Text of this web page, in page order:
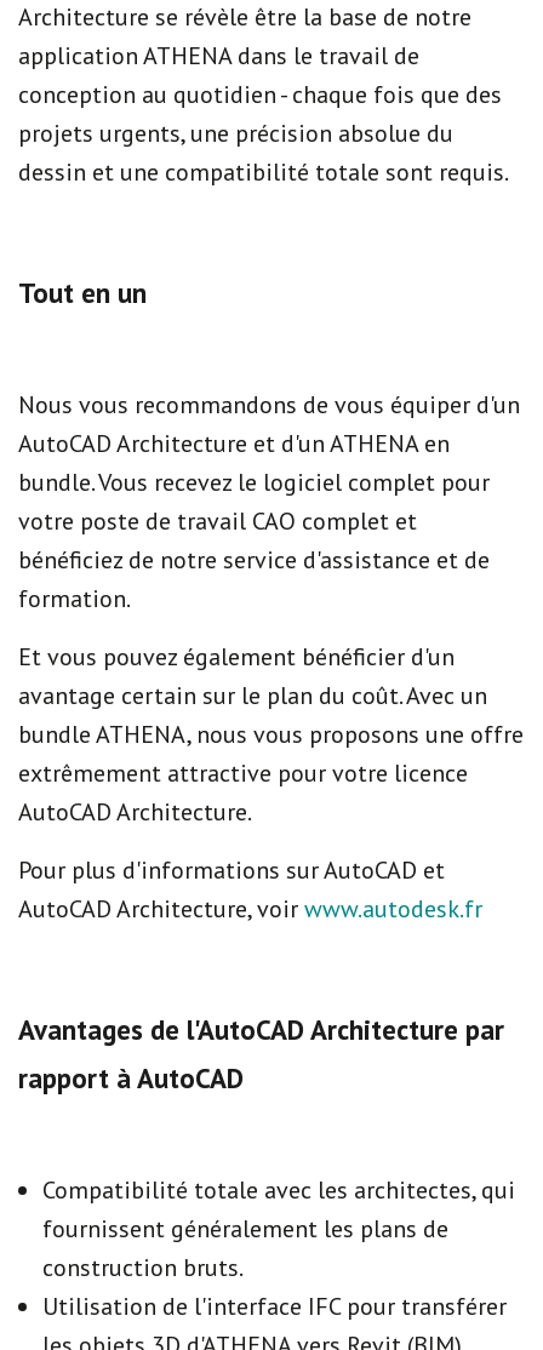
Architecture se révèle être la base de notre
application ATHENA dans le travail de
conception au quotidien - chaque fois que des
projets urgents, une précision absolue du
dessin et une compatibilité totale sont requis.
Tout en un
Nous vous recommandons de vous équiper d'un
AutoCAD Architecture et d'un ATHENA en
bundle. Vous recevez le logiciel complet pour
votre poste de travail CAO complet et
bénéficiez de notre service d'assistance et de
formation.
Et vous pouvez également bénéficier d'un
avantage certain sur le plan du coût. Avec un
bundle ATHENA, nous vous proposons une offre
extrêmement attractive pour votre licence
AutoCAD Architecture.
Pour plus d'informations sur AutoCAD et
AutoCAD Architecture, voirwww.autodesk.fr
Avantages de l'AutoCAD Architecture par
rapport à AutoCAD
Compatibilité totale avec les architectes, qui
fournissent généralement les plans de
construction bruts.
Utilisation de l'interface IFC pour transférer